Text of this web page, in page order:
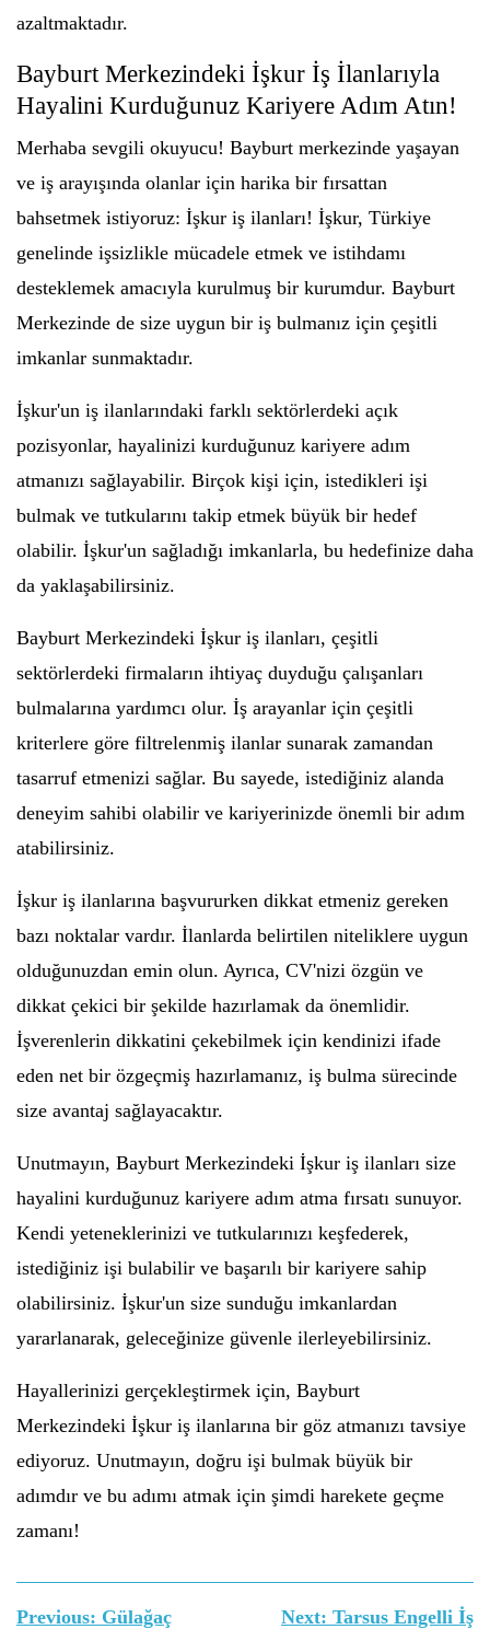
azaltmaktadır.
Bayburt Merkezindeki İşkur İş İlanlarıyla
Hayalini Kurduğunuz Kariyere Adım Atın!
Merhaba sevgili okuyucu! Bayburt merkezinde yaşayan
ve iş arayışında olanlar için harika bir fırsattan
bahsetmek istiyoruz: İşkur iş ilanları! İşkur, Türkiye
genelinde işsizlikle mücadele etmek ve istihdamı
desteklemek amacıyla kurulmuş bir kurumdur. Bayburt
Merkezinde de size uygun bir iş bulmanız için çeşitli
imkanlar sunmaktadır.
İşkur'un iş ilanlarındaki farklı sektörlerdeki açık
pozisyonlar, hayalinizi kurduğunuz kariyere adım
atmanızı sağlayabilir. Birçok kişi için, istedikleri işi
bulmak ve tutkularını takip etmek büyük bir hedef
olabilir. İşkur'un sağladığı imkanlarla, bu hedefinize daha
da yaklaşabilirsiniz.
Bayburt Merkezindeki İşkur iş ilanları, çeşitli
sektörlerdeki firmaların ihtiyaç duyduğu çalışanları
bulmalarına yardımcı olur. İş arayanlar için çeşitli
kriterlere göre filtrelenmiş ilanlar sunarak zamandan
tasarruf etmenizi sağlar. Bu sayede, istediğiniz alanda
deneyim sahibi olabilir ve kariyerinizde önemli bir adım
atabilirsiniz.
İşkur iş ilanlarına başvururken dikkat etmeniz gereken
bazı noktalar vardır. İlanlarda belirtilen niteliklere uygun
olduğunuzdan emin olun. Ayrıca, CV'nizi özgün ve
dikkat çekici bir şekilde hazırlamak da önemlidir.
İşverenlerin dikkatini çekebilmek için kendinizi ifade
eden net bir özgeçmiş hazırlamanız, iş bulma sürecinde
size avantaj sağlayacaktır.
Unutmayın, Bayburt Merkezindeki İşkur iş ilanları size
hayalini kurduğunuz kariyere adım atma fırsatı sunuyor.
Kendi yeteneklerinizi ve tutkularınızı keşfederek,
istediğiniz işi bulabilir ve başarılı bir kariyere sahip
olabilirsiniz. İşkur'un size sunduğu imkanlardan
yararlanarak, geleceğinize güvenle ilerleyebilirsiniz.
Hayallerinizi gerçekleştirmek için, Bayburt
Merkezindeki İşkur iş ilanlarına bir göz atmanızı tavsiye
ediyoruz. Unutmayın, doğru işi bulmak büyük bir
adımdır ve bu adımı atmak için şimdi harekete geçme
zamanı!
Yazı
Previous: Gülağaç Next: Tarsus Engelli İş